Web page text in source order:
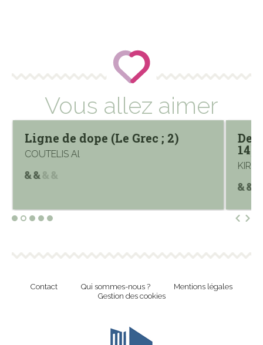
Vous allez aimer
Ligne de dope (Le Grec ; 2)
COUTELIS Al 14)
Contact Qui sommes-nous ?
Mentions légales
Gestion des cookies